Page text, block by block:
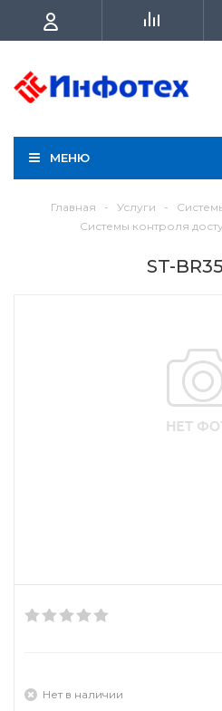
МЕНЮ
Главная - Услуги -
Системы контроля
ST-
Нет в наличии